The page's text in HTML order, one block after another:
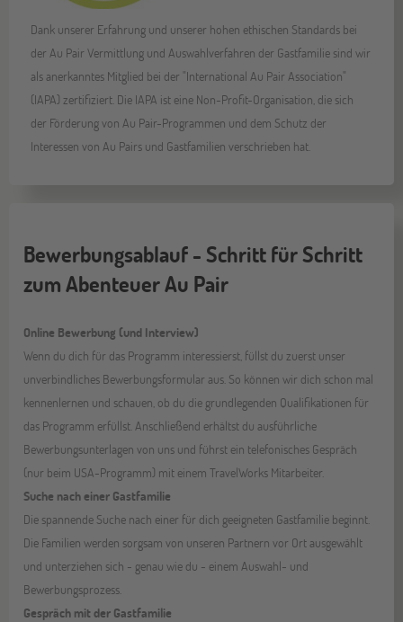
Dank unserer Erfahrung und unserer hohen ethischen Standards bei
der Au Pair Vermittlung und Auswahlverfahren der Gastfamilie sind wir
als anerkanntes Mitglied bei der "International Au Pair Association"
(IAPA) zertifiziert. Die IAPA ist eine Non-Profit-Organisation, die sich
der Förderung von Au Pair-Programmen und dem Schutz der
Interessen von Au Pairs und Gastfamilien verschrieben hat.
Bewerbungsablauf - Schritt für Schritt
zum Abenteuer Au Pair
Online Bewerbung (und Interview)
Wenn du dich für das Programm interessierst, füllst du zuerst unser
unverbindliches Bewerbungsformular aus. So können wir dich schon mal
kennenlernen und schauen, ob du die grundlegenden Qualifikationen für
das Programm erfüllst. Anschließend erhältst du ausführliche
Bewerbungsunterlagen von uns und führst ein telefonisches Gespräch
(nur beim USA-Programm) mit einem TravelWorks Mitarbeiter.
Suche nach einer Gastfamilie
Die spannende Suche nach einer für dich geeigneten Gastfamilie beginnt.
Die Familien werden sorgsam von unseren Partnern vor Ort ausgewählt
und unterziehen sich - genau wie du - einem Auswahl- und
Bewerbungsprozess.
Gespräch mit der Gastfamilie